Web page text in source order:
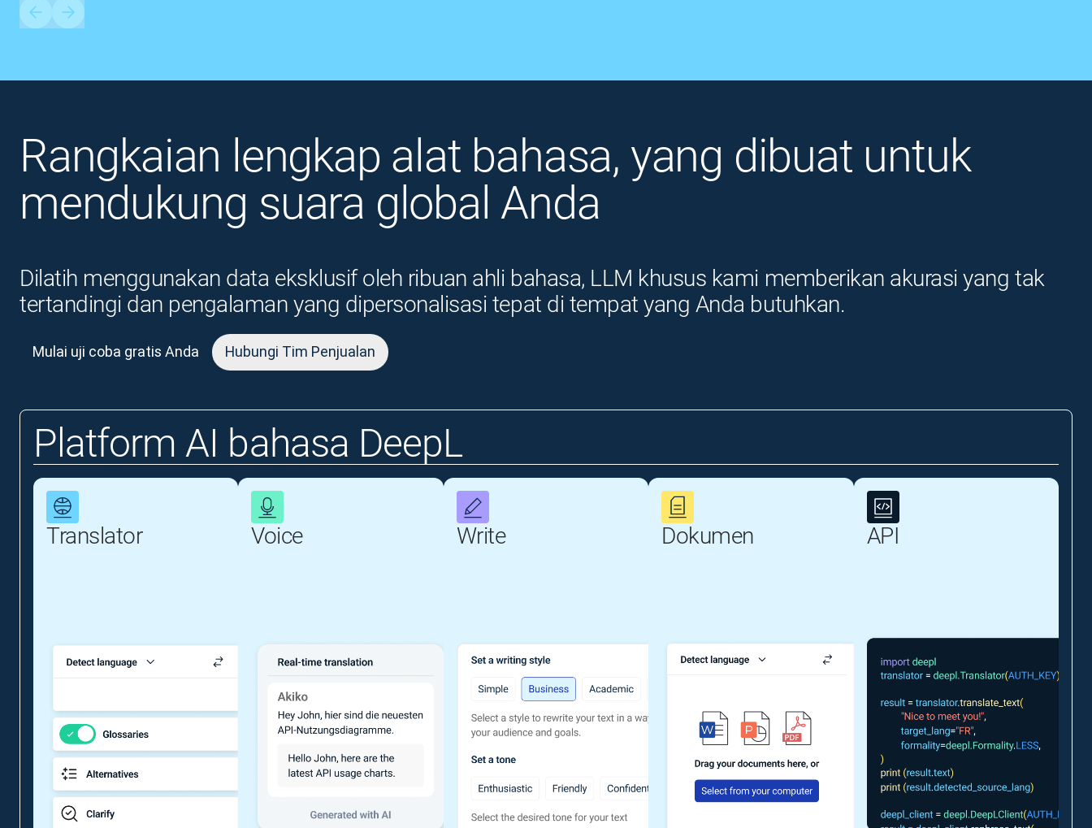
Rangkaian lengkap alat bahasa, yang dibuat untuk
mendukung suara global Anda
Dilatih menggunakan data eksklusif oleh ribuan ahli bahasa, LLM khusus kami memberikan akurasi yang tak
tertandingi dan pengalaman yang dipersonalisasi tepat di tempat yang Anda butuhkan.
Mulai uji coba gratis Anda Hubungi Tim Penjualan
Platform AI bahasa DeepL
Translator Voice Write Dokumen API